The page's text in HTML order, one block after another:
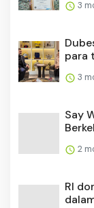
3
para
3
Say
2
RI